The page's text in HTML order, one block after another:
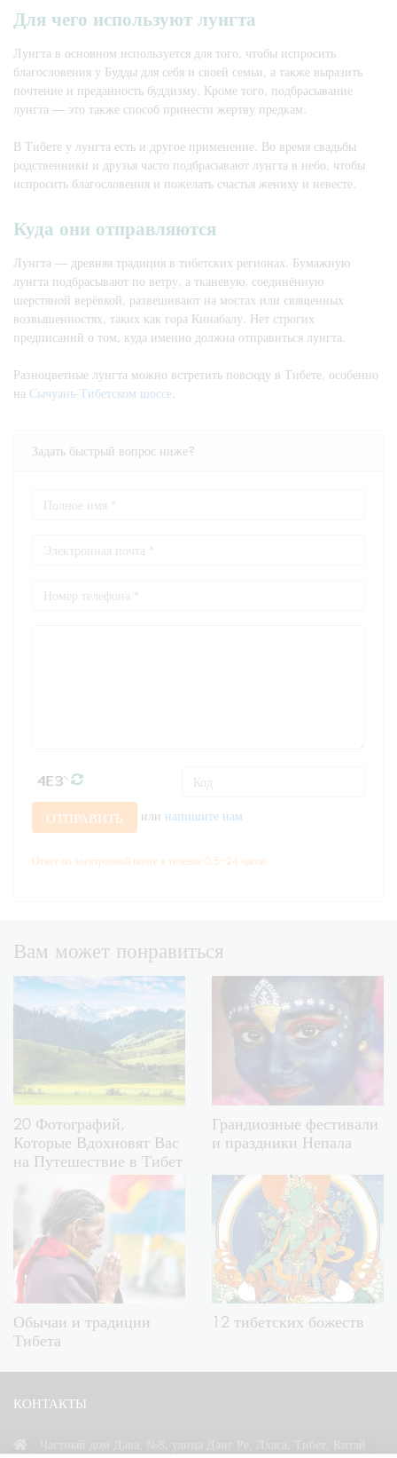
Для чего используют лунгта
Лунгта в основном используется для того, чтобы испросить
благословения у Будды для себя и своей семьи, а также выразить
почтение и преданность буддизму. Кроме того, подбрасывание
лунгта — это также способ принести жертву предкам.
В Тибете у лунгта есть и другое применение. Во время свадьбы
родственники и друзья часто подбрасывают лунгта в небо, чтобы
испросить благословения и пожелать счастья жениху и невесте.
Куда они отправляются
Лунгта — древняя традиция в тибетских регионах. Бумажную
лунгта подбрасывают по ветру, а тканевую, соединённую
шерстяной верёвкой, развешивают на мостах или священных
возвышенностях, таких как гора Кинабалу. Нет строгих
предписаний о том, куда именно должна отправиться лунгта.
Разноцветные лунгта можно встретить повсюду в Тибете, особенно
на Сычуань-Тибетском шоссе
Задать быстрый вопрос ниже?
ОТПРАВИТЬ или напишите нам
Ответ по электронной почте в течение 0.5~24 часов.
Вам может понравиться
20 Фотографий,
Которые Вдохновят Вас
на Путешествие в Тибет
Грандиозные фестивали
и праздники Непала
Обычаи и традиции
Тибета
12 тибетских божеств
КОНТАКТЫ